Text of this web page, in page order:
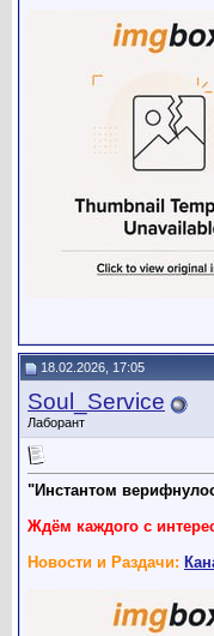
18.02.2026, 17:05
Soul_Service
Лаборант
"Инстантом
Ждём каждого с
Новости и Раздачи: